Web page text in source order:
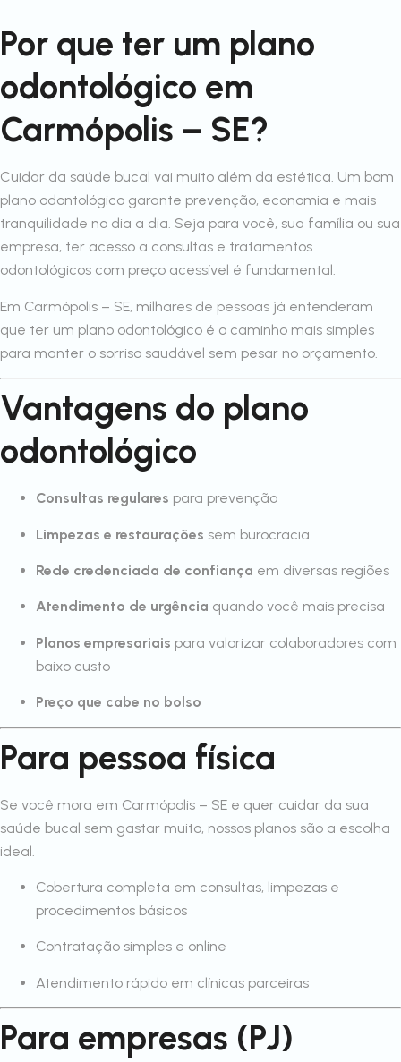
Por que ter um plano
odontológico em
Carmópolis – SE?
Cuidar da saúde bucal vai muito além da estética. Um bom
plano odontológico garante prevenção, economia e mais
tranquilidade no dia a dia. Seja para você, sua família ou sua
empresa, ter acesso a consultas e tratamentos
odontológicos com preço acessível é fundamental.
Em Carmópolis – SE, milhares de pessoas já entenderam
que ter um plano odontológico é o caminho mais simples
para manter o sorriso saudável sem pesar no orçamento.
Vantagens do plano
odontológico
Consultas regulares para prevenção
Limpezas e restaurações sem burocracia
Rede credenciada de confiança em diversas regiões
Atendimento de urgência quando você mais precisa
Planos empresariais para valorizar colaboradores com
baixo custo
Preço que cabe no bolso
Para pessoa física
Se você mora em Carmópolis – SE e quer cuidar da sua
saúde bucal sem gastar muito, nossos planos são a escolha
ideal.
Cobertura completa em consultas, limpezas e
procedimentos básicos
Contratação simples e online
Atendimento rápido em clínicas parceiras
Para empresas (PJ)